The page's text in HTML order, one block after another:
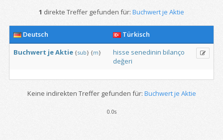
1 direkte Treffer gefunden für: Buchwert je Aktie
Deutsch
Türkisch
Buchwert jeAktie {sub} {m} hisse senedinin bilanço
değeri
Keine indirekten Treffer gefunden für: Buchwert je Aktie
0.0s